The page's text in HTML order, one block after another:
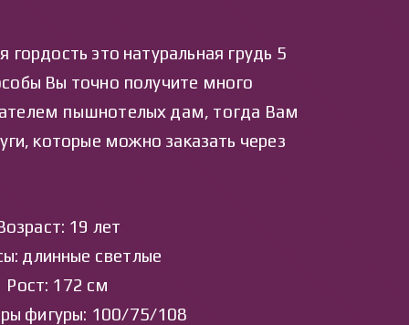
это натуральная грудь 5
Вы точно получите много
пышнотелых дам, тогда Вам
которые можно заказать через
19 лет
длинные светлые
Рост: 172 см
фигуры: 100/75/108